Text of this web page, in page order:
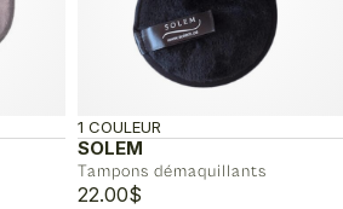
SOLEM
Tampons démaquillants
1 COULEUR
22.00$